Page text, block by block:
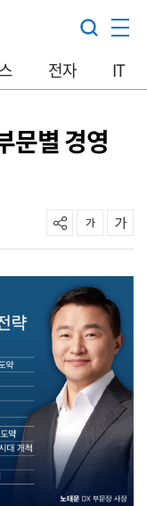
전자 IT
문별 경영